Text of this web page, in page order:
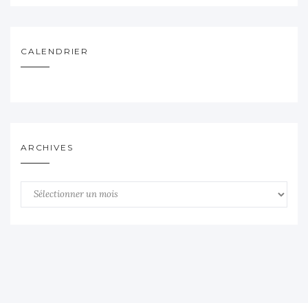
CALENDRIER
ARCHIVES
Archives